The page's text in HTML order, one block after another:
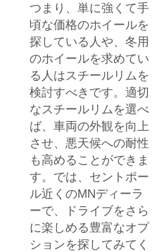
つまり、単に強くて手
頃な価格のホイールを
探している人や、冬用
のホイールを求めてい
る人はスチールリムを
検討すべきです。適切
なスチールリムを選べ
ば、車両の外観を向上
させ、悪天候への耐性
も高めることができま
す。では、セントポー
ル近くのMNディーラ
ーで、ドライブをさら
に楽しめる豊富なオプ
ションを探してみてく